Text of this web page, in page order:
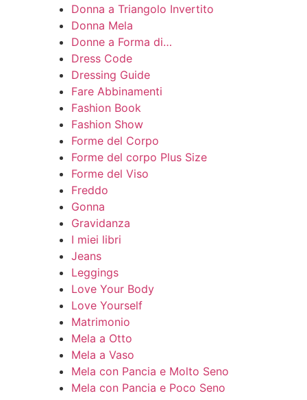
Donna a Triangolo Invertito
Donna Mela
Donne a Forma di…
Dress Code
Dressing Guide
Fare Abbinamenti
Fashion Book
Fashion Show
Forme del Corpo
Forme del corpo Plus Size
Forme del Viso
Freddo
Gonna
Gravidanza
I miei libri
Jeans
Leggings
Love Your Body
Love Yourself
Matrimonio
Mela a Otto
Mela a Vaso
Mela con Pancia e Molto Seno
Mela con Pancia e Poco Seno